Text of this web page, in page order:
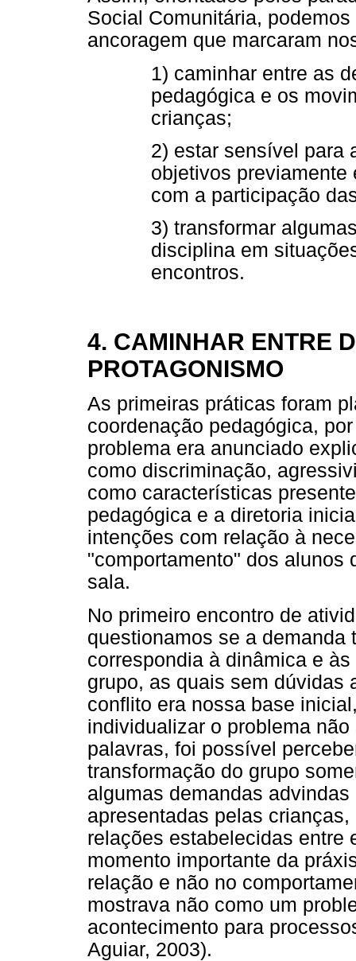
Social Comunitária,
ancoragem que marcaram
1) caminhar entre as
pedagógica e os
crianças;
2) estar sensível para
objetivos previamente
com a participação
3) transformar
disciplina em
encontros.
4. CAMINHAR ENTRE
PROTAGONISMO
As primeiras práticas foram
coordenação pedagógica,
problema era anunciado
como discriminação,
como características
pedagógica e a diretoria
intenções com relação à
"comportamento" dos alunos
sala.
No primeiro encontro de
questionamos se a demanda
correspondia à dinâmica e
grupo, as quais sem dúvidas
conflito era nossa base
individualizar o problema
palavras, foi possível
transformação do grupo
algumas demandas
apresentadas pelas
relações estabelecidas entre
momento importante da
relação e não no
mostrava não como um
acontecimento para
Aguiar, 2003).